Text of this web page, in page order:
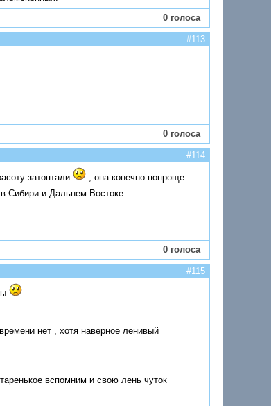
0 голоса
#113
0 голоса
#114
затоптали
, она конечно попроще
Сибири и Дальнем Востоке.
0 голоса
#115
.
нет , хотя наверное ленивый
вспомним и свою лень чуток